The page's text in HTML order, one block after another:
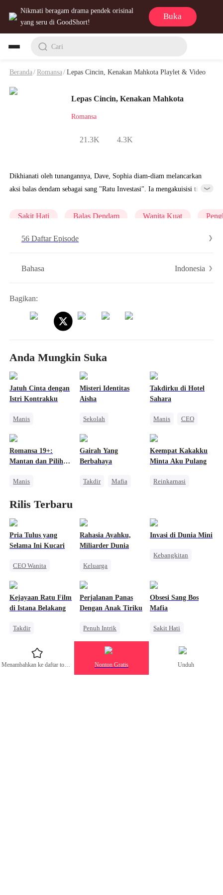
Nikmati beragam drama pendek orisinal
yang seru di GoodShort!
Buka
Cari
Beranda /Romansa /Lepas Cincin, Kenakan Mahkota Playlet & Video
Lepas Cincin, Kenakan Mahkota
Romansa
21.3K 4.3K
Dikhianati oleh tunangannya, Dave, Sophia diam-diam melancarkan
aksi balas dendam sebagai sang "Ratu Investasi". Ia mengakuisisi tim
pembalap juara dunia. Pada akhirnya, Sophia berhasil
Sakit Hati Balas Dendam Wanita Kuat
56 Daftar Episode
Bahasa Indonesia
Bagikan:
Anda Mungkin Suka
Jatuh Cinta dengan
Istri Kontrakku
Manis
Pembalasan
Misteri Identitas
Aisha
Sekolah
Takdirku di Hotel
Sahara
Manis
CEO
Romansa 19+:
Mantan dan Pilihan
Manis
Benci Jadi Cinta
Cinta Satu Malam
Gairah Yang
Berbahaya
Takdir
Mafia
Keempat Kakakku
Minta Aku Pulang
Reinkarnasi
Kebangkitan
Rilis Terbaru
Pria Tulus yang
Selama Ini Kucari
CEO Wanita
Rahasia Ayahku,
Miliarder Dunia
Keluarga
Pembalasan
Invasi di Dunia Mini
Kebangkitan
Orang Biasa
Pembalasan
Kejayaan Ratu Film
di Istana Belakang
Takdir
Perjalanan Panas
Dengan Anak Tiriku
Penuh Intrik
Bad Girl
Pengkhianatan
Perselingkuhan
Obsesi Sang Bos
Mafia
Sakit Hati
Penyesalan
Mengejar Istri
Menambahkan ke daftar tontonan Nonton Gratis Unduh